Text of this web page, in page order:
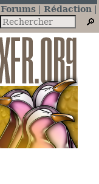
Forums
Rédaction